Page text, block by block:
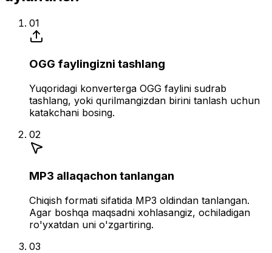
01
OGG faylingizni tashlang
Yuqoridagi konverterga OGG faylini sudrab
tashlang, yoki qurilmangizdan birini tanlash uchun
katakchani bosing.
02
MP3 allaqachon tanlangan
Chiqish formati sifatida MP3 oldindan tanlangan.
Agar boshqa maqsadni xohlasangiz, ochiladigan
ro'yxatdan uni o'zgartiring.
03